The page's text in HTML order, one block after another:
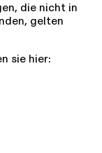
die nicht in
gelten
sie hier: